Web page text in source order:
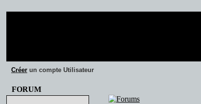
Créer un compte Utilisateur
FORUM